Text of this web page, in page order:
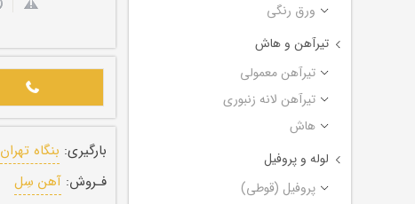
ورق رنگی
تیرآهن و هاش
تیرآهن معمولی
تیرآهن لانه زنبوری
هاش
لوله و پروفیل
پروفیل (قوطی)
بارگیری: بنگاه تهران
فـروش: آهن سِل